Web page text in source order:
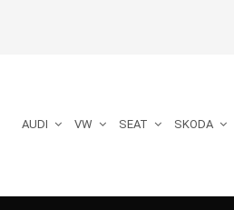
AUDI VW SEAT SKODA